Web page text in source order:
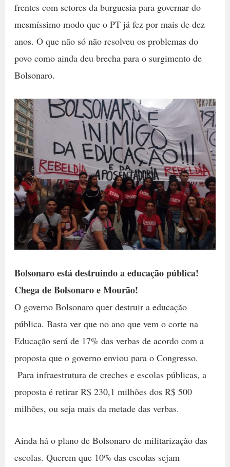
frentes com setores da burguesia para governar do
mesmíssimo modo que o PT já fez por mais de dez
anos. O que não só não resolveu os problemas do
povo como ainda deu brecha para o surgimento de
Bolsonaro.
Bolsonaro está destruindo a educação pública!
Chega de Bolsonaro e Mourão!
O governo Bolsonaro quer destruir a educação
pública. Basta ver que no ano que vem o corte na
Educação será de 17% das verbas de acordo com a
proposta que o governo enviou para o Congresso.
Para infraestrutura de creches e escolas públicas, a
proposta é retirar R$ 230,1 milhões dos R$ 500
milhões, ou seja mais da metade das verbas.
Ainda há o plano de Bolsonaro de militarização das
escolas. Querem que 10% das escolas sejam